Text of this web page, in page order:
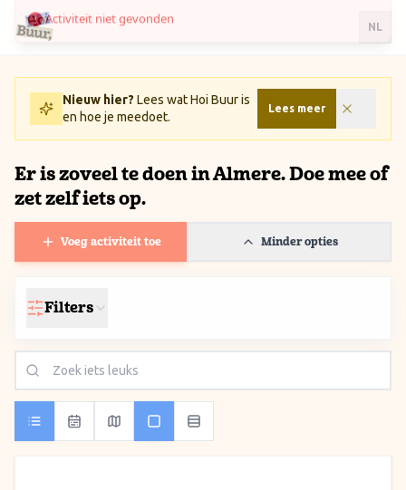
Ga naar inhoud / Skip to content
NL
Nieuw hier? Lees wat Hoi Buur is
en hoe je meedoet.
Lees meer
Er is zoveel te doen in Almere. Doe mee of
zet zelf iets op.
Voeg activiteit toe Minder opties
Filters